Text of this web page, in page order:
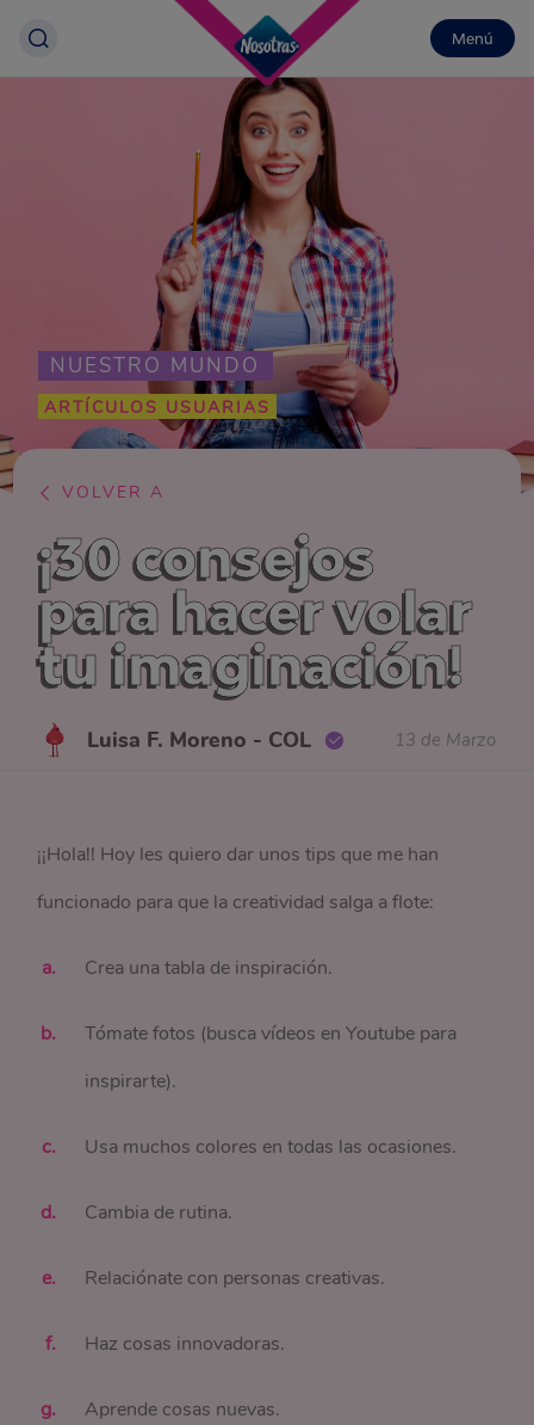
Menú
NUESTRO MUNDO
ARTÍCULOS USUARIAS
VOLVER A
¡30 consejos
para hacer volar
tu imaginación!
Luisa F. Moreno - COL 13 de Marzo
¡¡Hola!! Hoy les quiero dar unos tips que me han
funcionado para que la creatividad salga a flote:
Crea una tabla de inspiración.
Tómate fotos (busca vídeos en Youtube para
inspirarte).
Usa muchos colores en todas las ocasiones.
Cambia de rutina.
Relaciónate con personas creativas.
Haz cosas innovadoras.
Aprende cosas nuevas.